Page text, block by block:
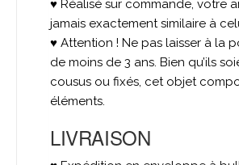
♥ Réalisé sur commande, votre
jamais exactement similaire à
♥ Attention ! Ne pas laisser à la
de moins de 3 ans. Bien qu’ils
cousus ou fixés, cet objet
éléments.
LIVRAISON